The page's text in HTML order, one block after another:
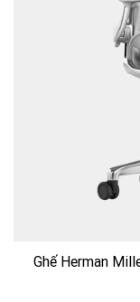
Ghế Herman